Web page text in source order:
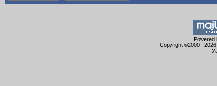
Powered
Copyright ©2000 -